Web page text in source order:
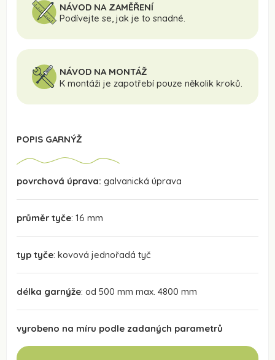
NÁVOD NA ZAMĚŘENÍ
Podívejte se, jak je to snadné.
NÁVOD NA MONTÁŽ
K montáži je zapotřebí pouze několik kroků.
POPIS GARNÝŽ
povrchová úprava: galvanická úprava
průměr tyče: 16 mm
typ tyče: kovová jednořadá tyč
délka garnýže: od 500 mm max. 4800 mm
vyrobeno na míru podle zadaných parametrů